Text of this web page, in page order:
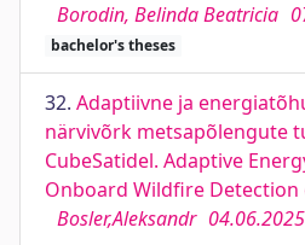
Borodin, Belinda Beatricia
bachelor's theses
32. Adaptiivne ja
närvivõrk metsapõlengute
CubeSatidel. Adaptive
Onboard Wildfire Detection
Bosler,Aleksandr 04.06.2025